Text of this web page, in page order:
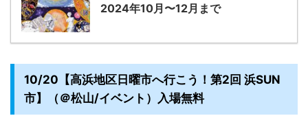
2024年10月〜12月まで
10/20【高浜地区日曜市へ行こう！第2回 浜SUN
市】（＠松山/イベント）入場無料